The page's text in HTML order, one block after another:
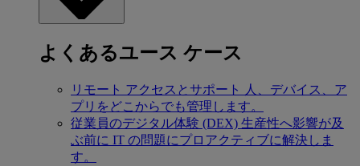
よくあるユース ケース
リモート アクセスとサポート
人、デバイス、ア
プリをどこからでも管理します。
従業員のデジタル体験 (DEX) 生産性へ影響が及
ぶ前に IT の問題にプロアクティブに解決しま
す。